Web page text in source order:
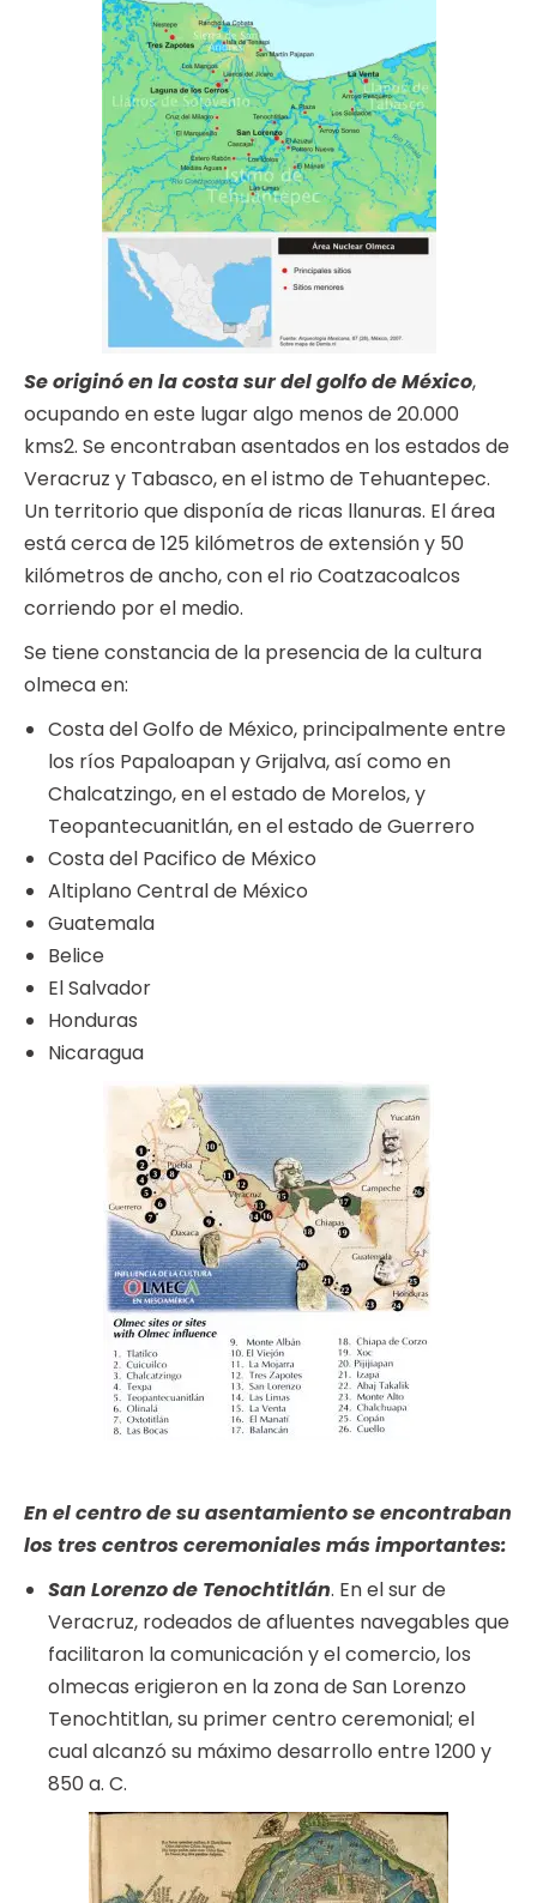
Se originó en la costa sur del golfo de México,
ocupando en este lugar algo menos de 20.000
kms2. Se encontraban asentados en los estados de
Veracruz y Tabasco, en el istmo de Tehuantepec.
Un territorio que disponía de ricas llanuras. El área
está cerca de 125 kilómetros de extensión y 50
kilómetros de ancho, con el rio Coatzacoalcos
corriendo por el medio.
Se tiene constancia de la presencia de la cultura
olmeca en:
Costa del Golfo de México, principalmente entre
los ríos Papaloapan y Grijalva, así como en
Chalcatzingo, en el estado de Morelos, y
Teopantecuanitlán, en el estado de Guerrero
Costa del Pacifico de México
Altiplano Central de México
Guatemala
Belice
El Salvador
Honduras
Nicaragua
En el centro de su asentamiento se encontraban
los tres centros ceremoniales más importantes:
San Lorenzo de Tenochtitlán. En el sur de
Veracruz, rodeados de afluentes navegables que
facilitaron la comunicación y el comercio, los
olmecas erigieron en la zona de San Lorenzo
Tenochtitlan, su primer centro ceremonial; el
cual alcanzó su máximo desarrollo entre 1200 y
850 a. C.